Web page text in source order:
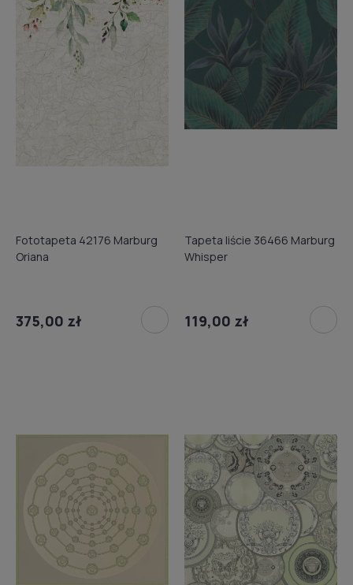
Fototapeta 42176 Marburg
Oriana
375,00 zł
Tapeta liście 36466 Marburg
Whisper
119,00 zł